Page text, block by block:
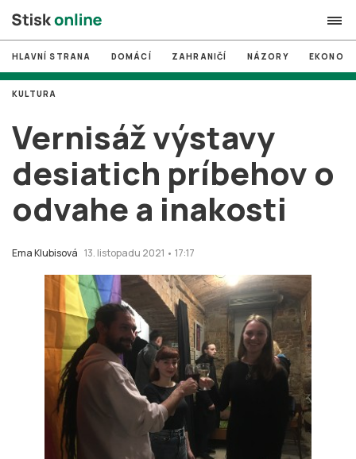
search
# MUNI
# Brno
# volby
login PŘIHLÁSIT SE
HLAVNÍ STRANA DOMÁCÍ ZAHRANIČÍ NÁZORY
Vernisáž výstavy
desiatich príbehov o
odvahe a inakosti
Ema Klubisová 13. listopadu 2021 • 17:17
KULTURA